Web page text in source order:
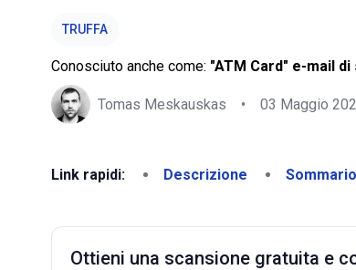
TRUFFA
Conosciuto anche come: "ATM Card" e-mail di
Tomas Meskauskas • 03 Maggio
Link rapidi: Descrizione Sommario
Ottieni una scansione gratuita e